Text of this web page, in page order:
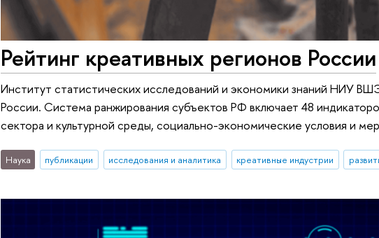
Рейтинг креативных регионов России
Институт статистических исследований и экономики знаний НИУ
России. Система ранжирования субъектов РФ включает 48
сектора и культурной среды, социально-экономические условия и
Наука публикации исследования и аналитика креативные индустрии